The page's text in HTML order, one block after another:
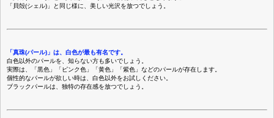
「貝殻(シェル)」と同じ様に、美しい光沢を放つでしょう。
「真珠(パール)」は、白色が最も有名です。
白色以外のパールを、知らない方も多いでしょう。
実際は、「黒色」「ピンク色」「黄色」「紫色」などのパールが存在します。
個性的なパールが欲しい時は、白色以外をお試しください。
ブラックパールは、独特の存在感を放つでしょう。